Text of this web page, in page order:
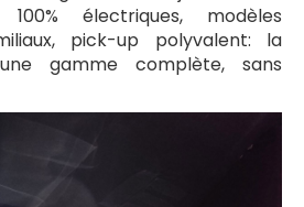
100% électriques, modèles
pick-up polyvalent: la
gamme complète, sans